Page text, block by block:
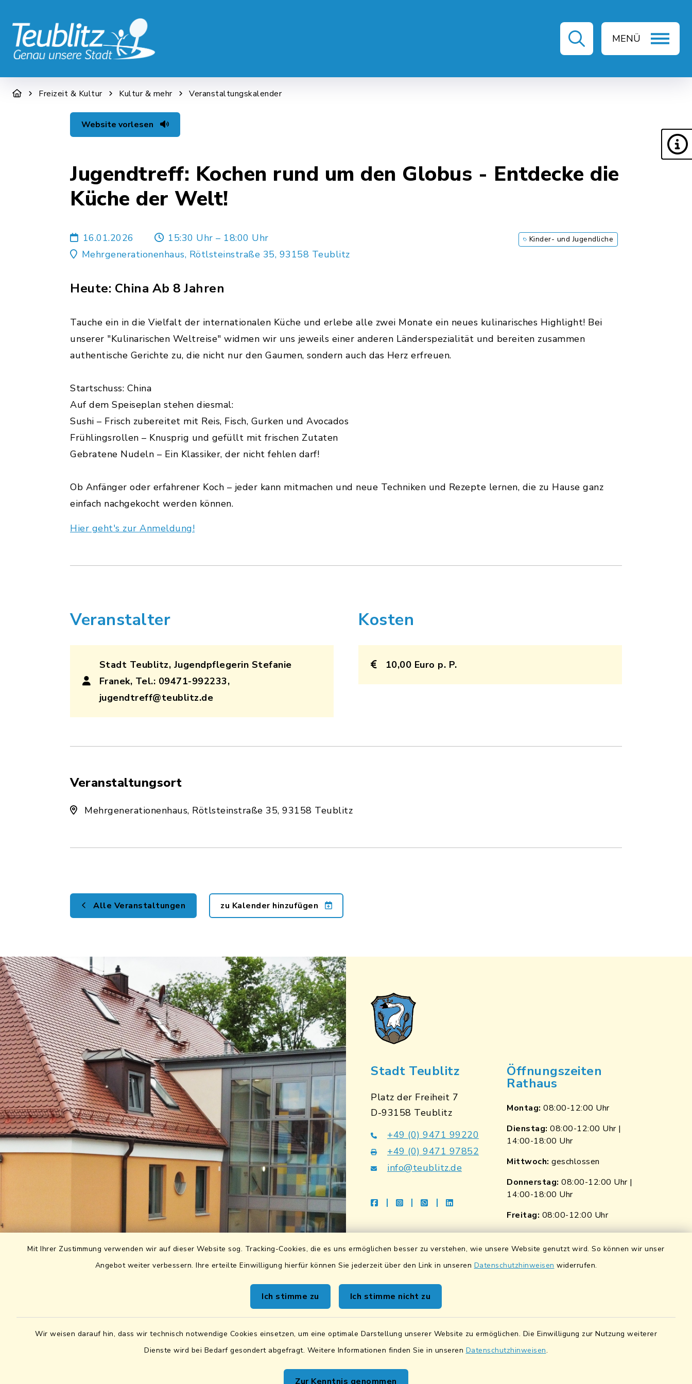
Mit Ihrer Zustimmung verwenden wir auf dieser Website sog. Tracking-Cookies, die es uns ermöglichen besser zu verstehen, wie unsere Website genutzt wird. So können wir unser
Angebot weiter verbessern. Ihre erteilte Einwilligung hierfür können Sie jederzeit über den Link in unseren Datenschutzhinweisen widerrufen.
Ich stimme zu Ich stimme nicht zu
Wir weisen darauf hin, dass wir technisch notwendige Cookies einsetzen, um eine optimale Darstellung unserer Website zu ermöglichen. Die Einwilligung zur Nutzung weiterer
Dienste wird bei Bedarf gesondert abgefragt. Weitere Informationen finden Sie in unseren Datenschutzhinweisen.
Zur Kenntnis genommen
MENÜ
STADT & WIRTSCHAFT RATHAUS & SERVICE LEBEN & ALLTAG FREIZEIT & KULTUR
Freizeit & Kultur Kultur & mehr Veranstaltungskalender
Website vorlesen
Jugendtreff: Kochen rund um den Globus - Entdecke die
Küche der Welt!
16.01.2026
15:30 Uhr – 18:00 Uhr
Mehrgenerationenhaus, Rötlsteinstraße 35, 93158 Teublitz
Kinder- und Jugendliche
Heute: China Ab 8 Jahren
Tauche ein in die Vielfalt der internationalen Küche und erlebe alle zwei Monate ein neues kulinarisches Highlight! Bei
unserer "Kulinarischen Weltreise" widmen wir uns jeweils einer anderen Länderspezialität und bereiten zusammen
authentische Gerichte zu, die nicht nur den Gaumen, sondern auch das Herz erfreuen.
Startschuss: China
Auf dem Speiseplan stehen diesmal:
Sushi – Frisch zubereitet mit Reis, Fisch, Gurken und Avocados
Frühlingsrollen – Knusprig und gefüllt mit frischen Zutaten
Gebratene Nudeln – Ein Klassiker, der nicht fehlen darf!
Ob Anfänger oder erfahrener Koch – jeder kann mitmachen und neue Techniken und Rezepte lernen, die zu Hause ganz
einfach nachgekocht werden können.
Hier geht's zur Anmeldung!
Veranstalter
Stadt Teublitz, Jugendpflegerin Stefanie
Franek, Tel.: 09471-992233,
jugendtreff@teublitz.de
Kosten
10,00 Euro p. P.
Veranstaltungsort
Mehrgenerationenhaus, Rötlsteinstraße 35, 93158 Teublitz
Alle Veranstaltungen zu Kalender hinzufügen
Stadt Teublitz
Platz der Freiheit 7
D-93158 Teublitz
+49 (0) 9471 99220
+49 (0) 9471 97852
info@teublitz.de
facebookinstagramwhatsapplinkedin
Öffnungszeiten
Rathaus
Montag: 08:00-12:00 Uhr
Dienstag: 08:00-12:00 Uhr |
14:00-18:00 Uhr
Mittwoch: geschlossen
Donnerstag: 08:00-12:00 Uhr |
14:00-18:00 Uhr
Freitag: 08:00-12:00 Uhr
Bankverbindungen
Sparkasse Lkrs. Schwandorf
BIC: BYLADEM1SAD
VR Bank Mittlere Oberpfalz eG
DE87 7506 9171 0005 7041 38
BIC: GENODEF1SWD
Quicklinks
Wasserstände der Naab
Lokales Bündnis für Familien
Fairtrade-Towns